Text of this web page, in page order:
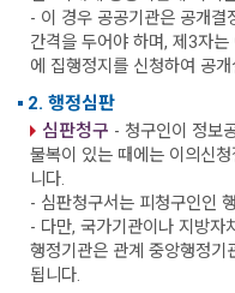
- 이 경우 공공기관은 공개결
간격을 두어야 하며, 제3자
에 집행정지를 신청하여 공
2. 행정심판
심판청구 - 청구인이 정보
불복이 있는 때에는 이의신
니다.
- 심판청구서는 피청구인인
- 다만, 국가기관이나 지방자
행정기관은 관계 중앙행정기
됩니다.